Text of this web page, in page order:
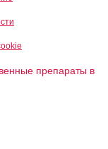
препараты в